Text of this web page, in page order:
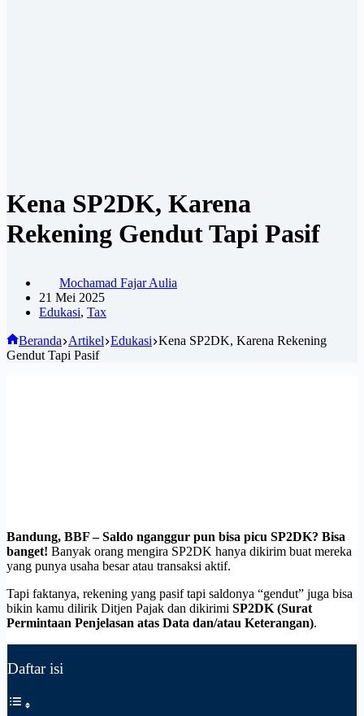
Kena SP2DK, Karena
Rekening Gendut Tapi Pasif
Mochamad Fajar Aulia
21 Mei 2025
Edukasi, Tax
Beranda Artikel Edukasi Kena SP2DK, Karena Rekening
Gendut Tapi Pasif
Bandung, BBF –Saldo nganggur pun bisa picu SP2DK? Bisa
banget! Banyak orang mengira SP2DK hanya dikirim buat mereka
yang punya usaha besar atau transaksi aktif.
Tapi faktanya, rekening yang pasif tapi saldonya “gendut” juga bisa
bikin kamu dilirik Ditjen Pajak dan dikirimi SP2DK (Surat
Permintaan Penjelasan atas Data dan/atau Keterangan).
Daftar isi